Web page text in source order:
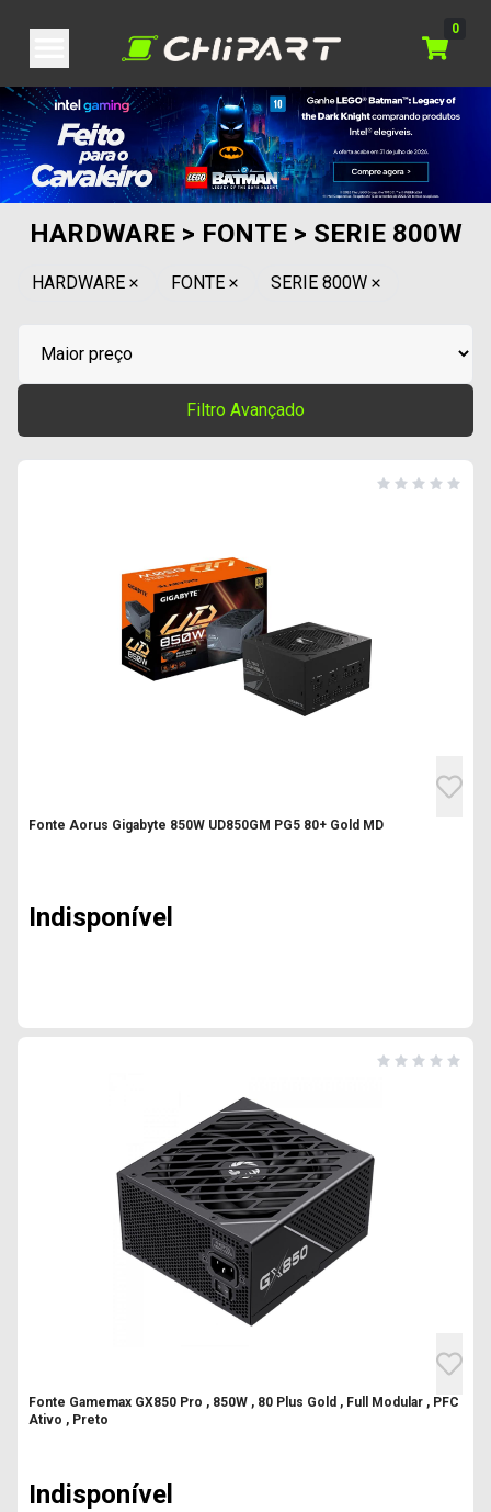
0
HARDWARE > FONTE > SERIE 800W
HARDWARE FONTE SERIE 800W
Filtro Avançado
Fonte Aorus Gigabyte 850W UD850GM PG5 80+ Gold MD
Indisponível
Fonte Gamemax GX850 Pro , 850W , 80 Plus Gold , Full Modular , PFC
Ativo , Preto
Indisponível